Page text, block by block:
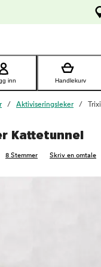
inn Handlekurv
Aktiviseringsleker
Kattetunnel
8 Stemmer Skriv en omtale